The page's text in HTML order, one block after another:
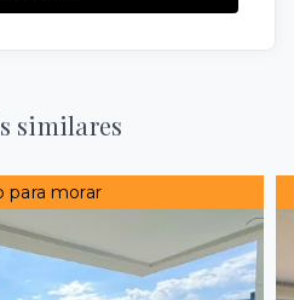
similares
para morar